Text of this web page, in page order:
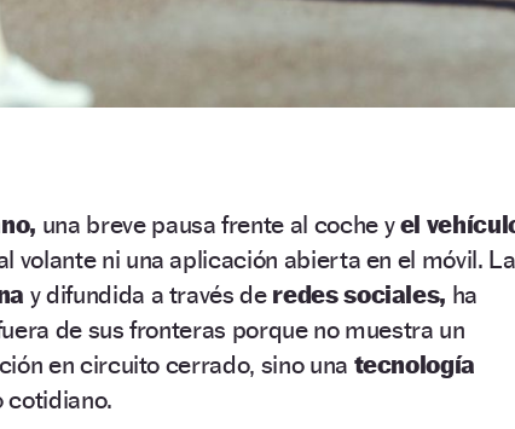
una breve pausa frente al coche yel
volante ni una aplicación abierta en el móvil. La
y difundida a través de redes sociales, ha
de sus fronteras porque no muestra un
en circuito cerrado, sino una tecnología
cotidiano.